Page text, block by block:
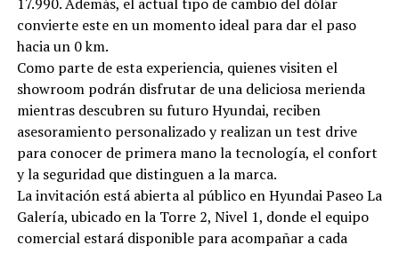
convierte este en un momento ideal para dar el paso
hacia un 0 km.
Como parte de esta experiencia, quienes visiten el
showroom podrán disfrutar de una deliciosa merienda
mientras descubren su futuro Hyundai, reciben
asesoramiento personalizado y realizan un test drive
para conocer de primera mano la tecnología, el confort
y la seguridad que distinguen a la marca.
La invitación está abierta al público en Hyundai Paseo La
Galería, ubicado en la Torre 2, Nivel 1, donde el equipo
comercial estará disponible para acompañar a cada